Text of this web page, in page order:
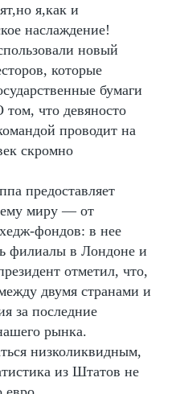
я,как и
наслаждение!
новый
которые
бумаги
что девяносто
проводит на
скромно
предоставляет
миру — от
фондов: в нее
филиалы в Лондоне и
отметил, что,
двумя странами и
за последние
рынка.
низколиквидным,
из Штатов не